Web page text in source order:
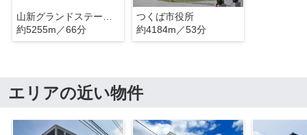
山新グランドステージつくば
約5255m／66分
つくば市役所
約4184m／53分
エリアの近い物件